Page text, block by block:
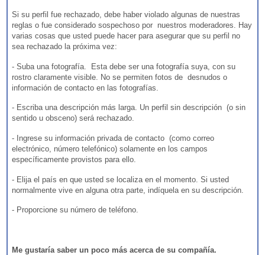
Si su perfil fue rechazado, debe haber violado algunas de nuestras
reglas o fue considerado sospechoso por nuestros moderadores. Hay
varias cosas que usted puede hacer para asegurar que su perfil no
sea rechazado la próxima vez:
- Suba una fotografía. Esta debe ser una fotografía suya, con su
rostro claramente visible. No se permiten fotos de desnudos o
información de contacto en las fotografías.
- Escriba una descripción más larga. Un perfil sin descripción (o sin
sentido u obsceno) será rechazado.
- Ingrese su información privada de contacto (como correo
electrónico, número telefónico) solamente en los campos
específicamente provistos para ello.
- Elija el país en que usted se localiza en el momento. Si usted
normalmente vive en alguna otra parte, indíquela en su descripción.
- Proporcione su número de teléfono.
Me gustaría saber un poco más acerca de su compañía.